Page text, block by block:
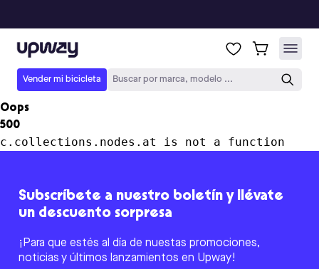
Upway
Vender mi bicicleta Buscar por marca, modelo ...
Oops
500
c.collections.nodes.at is not a function
Subscríbete a nuestro boletín y llévate
un descuento sorpresa
¡Para que estés al día de nuestas promociones,
noticias y últimos lanzamientos en Upway!